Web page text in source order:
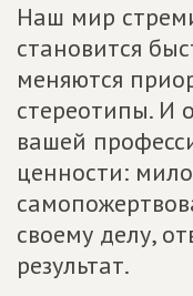
Наш мир
становится
меняются
стереотипы. И
вашей
ценности:
своему делу,
результат.